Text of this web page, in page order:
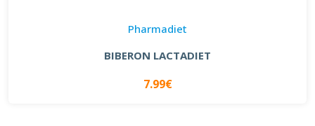
Pharmadiet
BIBERON LACTADIET
7.99€